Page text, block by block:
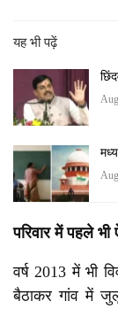
यह भी पढ़ें
परिवार में पहले भी
वर्ष 2013 में भी
बैठाकर गांव में